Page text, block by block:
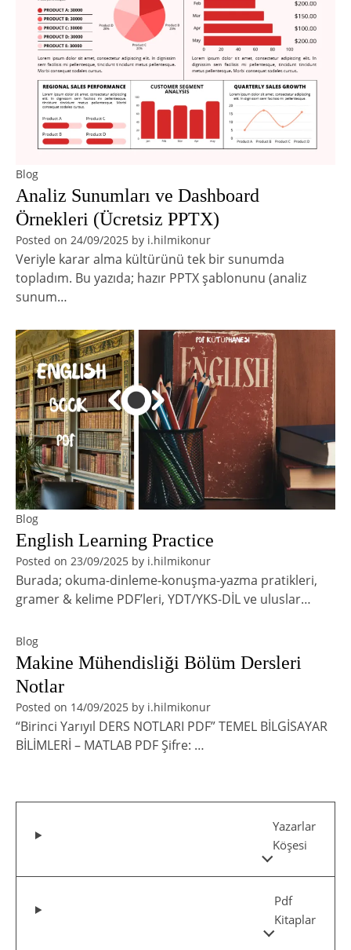
Blog
Analiz Sunumları ve Dashboard
Örnekleri (Ücretsiz PPTX)
Posted on 24/09/2025 by i.hilmikonur
Veriyle karar alma kültürünü tek bir sunumda
topladım. Bu yazıda; hazır PPTX şablonunu (analiz
sunum…
Blog
English Learning Practice
Posted on 23/09/2025 by i.hilmikonur
Burada; okuma-dinleme-konuşma-yazma pratikleri,
gramer & kelime PDF’leri, YDT/YKS-DİL ve uluslar…
Blog
Makine Mühendisliği Bölüm Dersleri
Notlar
Posted on 14/09/2025 by i.hilmikonur
“Birinci Yarıyıl DERS NOTLARI PDF” TEMEL BİLGİSAYAR
BİLİMLERİ – MATLAB PDF Şifre: …
Yazarlar
Köşesi
Pdf
Kitaplar